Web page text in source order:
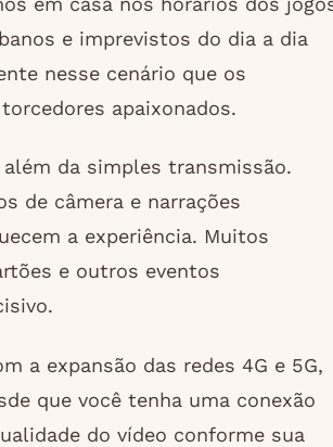
e imprevistos do dia a dia
nesse cenário que os
apaixonados.
da simples transmissão.
de câmera e narrações
a experiência. Muitos
e outros eventos
a expansão das redes 4G e 5G,
que você tenha uma conexão
do vídeo conforme sua